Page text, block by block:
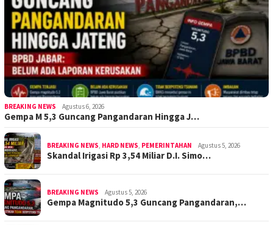
BREAKING NEWS Agustus 6, 2026
Gempa M 5,3 Guncang Pangandaran Hingga J…
BREAKING NEWS HARD NEWS PEMERINTAHAN Agustus 5, 2026
Skandal Irigasi Rp 3,54 Miliar D.I. Simo…
BREAKING NEWS Agustus 5, 2026
Gempa Magnitudo 5,3 Guncang Pangandaran,…